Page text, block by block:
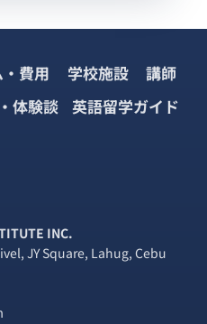
費用 学校施設
講師
体験談 英語留学ガイド
INC.
JY Square, Lahug, Cebu